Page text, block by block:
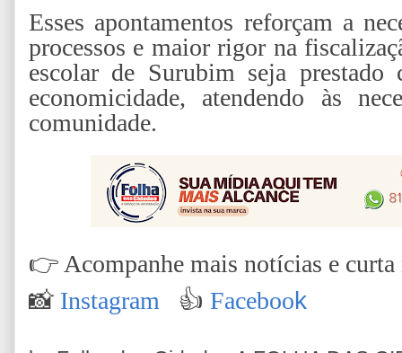
Esses apontamentos reforçam a
processos e maior rigor na
escolar de Surubim seja prestado
economicidade, atendendo às
comunidade.
👉 Acompanhe mais notícias e curta
📸 Instagram 👍 Facebook